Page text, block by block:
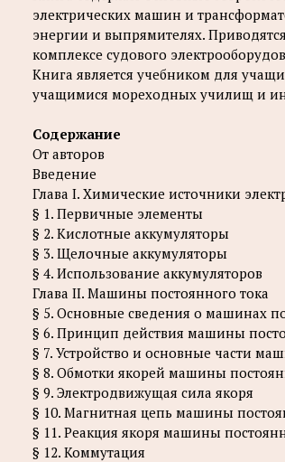
электрических машин и
энергии и выпрямителях.
комплексе судового
Книга является учебником для
учащимися мореходных училищ и
Содержание
От авторов
Введение
Глава I. Химические источники
§ 1. Первичные элементы
§ 2. Кислотные аккумуляторы
§ 3. Щелочные аккумуляторы
§ 4. Использование аккумуляторов
Глава II. Машины постоянного тока
§ 5. Основные сведения о машинах
§ 6. Принцип действия машины
§ 7. Устройство и основные части
§ 8. Обмотки якорей машины
§ 9. Электродвижущая сила якоря
§ 10. Магнитная цепь машины
§ 11. Реакция якоря машины
§ 12. Коммутация